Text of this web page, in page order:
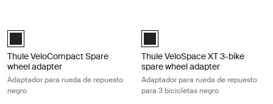
Black (selected)
Thule VeloCompact Spare
wheel adapter
Adaptador para rueda de repuesto
negro
Black (selected)
Thule VeloSpace XT 3-bike
spare wheel adapter
Adaptador para rueda de repuesto
para 3 bicicletas negro